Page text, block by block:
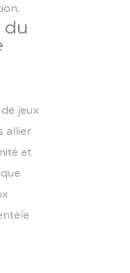
du
jeux
allier
et